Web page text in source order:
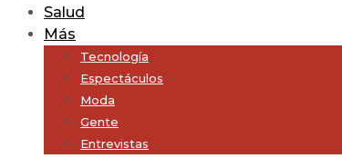
Salud
Más
Tecnología
Espectáculos
Moda
Gente
Entrevistas